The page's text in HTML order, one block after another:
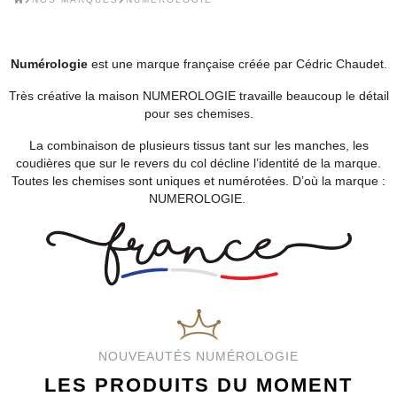
Numérologieest une marque française créée par Cédric Chaudet.
Très créative la maison NUMEROLOGIE travaille beaucoup le détail
pour ses chemises.
La combinaison de plusieurs tissus tant sur les manches, les
coudières que sur le revers du col décline l’identité de la marque.
Toutes les chemises sont uniques et numérotées. D’où la marque :
NUMEROLOGIE.
NOUVEAUTÉS NUMÉROLOGIE
LES PRODUITS DU MOMENT